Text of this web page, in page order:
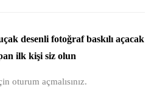
desenli fotoğraf baskılı açacak
ilk kişi siz olun
oturum açmalısınız.